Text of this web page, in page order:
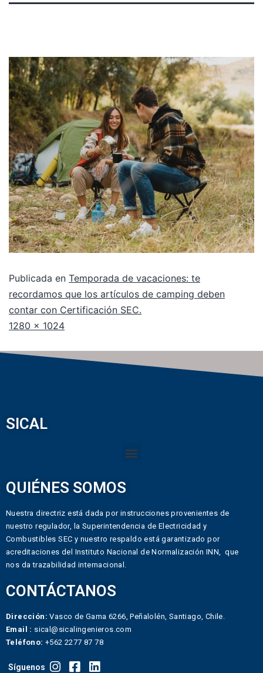
Publicada en Temporada de vacaciones: te
recordamos que los artículos de camping deben
contar con Certificación SEC.
1280 × 1024
SICAL
QUIÉNES SOMOS
Nuestra directriz está dada por instrucciones provenientes de
nuestro regulador, la Superintendencia de Electricidad y
Combustibles SEC y nuestro respaldo está garantizado por
acreditaciones del Instituto Nacional de Normalización INN, que
nos da trazabilidad internacional.
CONTÁCTANOS
Dirección:Vasco de Gama 6266, Peñalolén, Santiago, Chile.
Email : sical@sicalingenieros.com
Teléfono: +562 2277 87 78
Síguenos